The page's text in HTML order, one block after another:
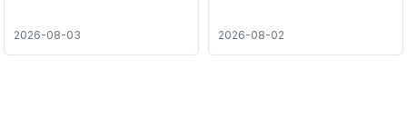
2026-08-03 2026-08-02